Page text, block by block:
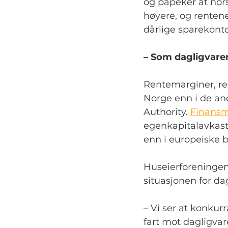
og påpeker at
høyere, og
dårlige
– Som
Rentemarginer,
Norge enn i de
Authority.
enn i europeiske
situasjonen for
– Vi ser at
fart mot